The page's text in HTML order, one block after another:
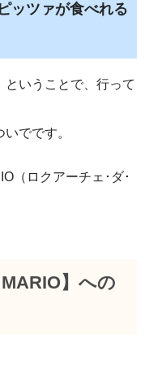
ッツァが食べれる
ということで、行って
でです。
（ロクアーチェ･ダ･
】への